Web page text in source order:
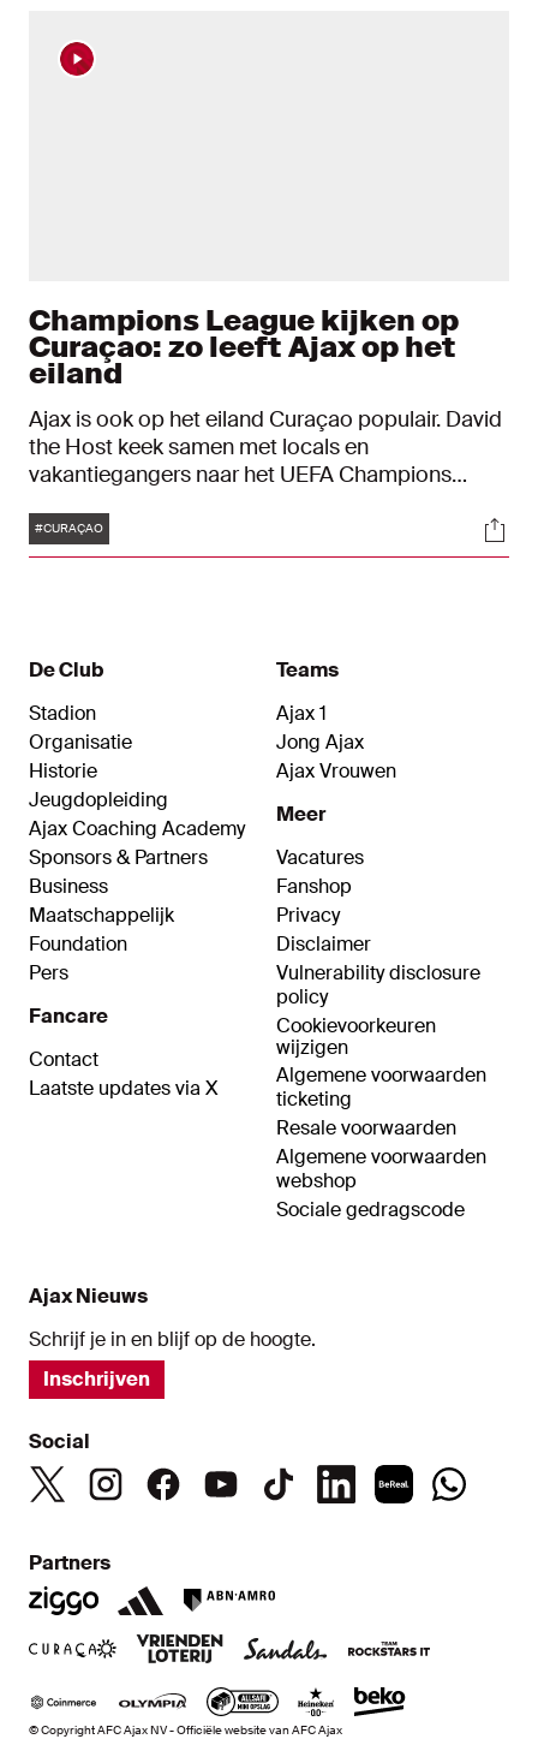
Champions League kijken op
Curaçao: zo leeft Ajax op het
eiland
Ajax is ook op het eiland Curaçao populair. David
the Host keek samen met locals en
vakantiegangers naar het UEFA Champions
Tags
#CURAÇAO
De Club
Stadion
Organisatie
Historie
Jeugdopleiding
Ajax Coaching Academy
Sponsors & Partners
Business
Maatschappelijk
Foundation
Pers
Fancare
Contact
Laatste updates via X
Teams
Ajax 1
Jong Ajax
Ajax Vrouwen
Meer
Vacatures
Fanshop
Privacy
Disclaimer
Vulnerability disclosure
policy
Cookievoorkeuren
wijzigen
Algemene voorwaarden
ticketing
Resale voorwaarden
Algemene voorwaarden
webshop
Sociale gedragscode
Ajax Nieuws
Schrijf je in en blijf op de hoogte.
Inschrijven
Social
Partners
© Copyright AFC Ajax NV - Officiële website van AFC Ajax